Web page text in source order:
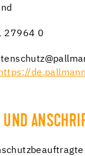
27964 0
https://